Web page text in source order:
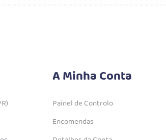
A Minha Conta
Painel de Controlo
Encomendas